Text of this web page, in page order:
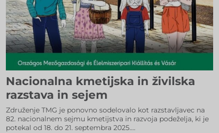
Nacionalna kmetijska in živilska
razstava in sejem
Združenje TMG je ponovno sodelovalo kot razstavljavec na
82. nacionalnem sejmu kmetijstva in razvoja podeželja, ki je
potekal od 18. do 21. septembra 2025....